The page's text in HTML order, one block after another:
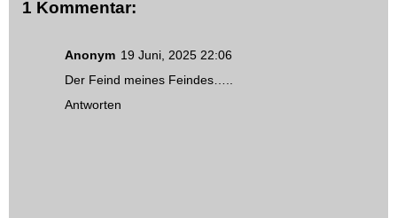
1 Kommentar:
Anonym 19 Juni, 2025 22:06
Der Feind meines Feindes…..
Antworten